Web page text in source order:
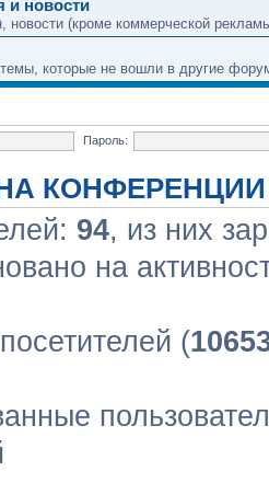
и новости
новости (кроме коммерческой
которые не вошли в другие
Пароль:
КОНФЕРЕНЦИИ
94, из них
на
(